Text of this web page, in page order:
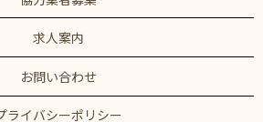
求人案内
お問い合わせ
ライバシーポリシー